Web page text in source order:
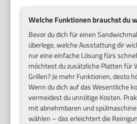
Welche Funktionen brauchst du
Bevor du dich für einen
überlege, welche Ausstattung dir
nur eine einfache Lösung fürs
möchtest du zusätzliche Platten für
Grillen? Je mehr Funktionen, desto
Wenn du dich auf das Wesentliche
vermeidest du unnötige Kosten.
mit abnehmbaren und
wählen – das erleichtert die